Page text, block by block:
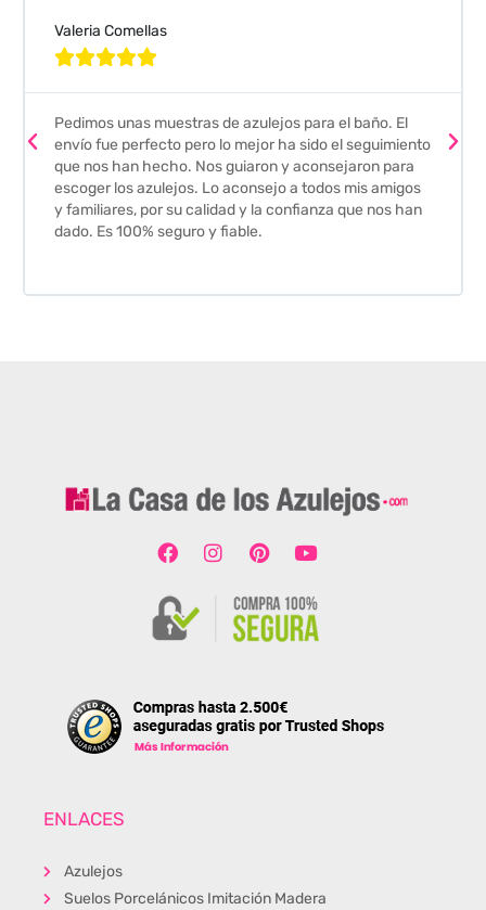
Valeria Comellas

Pedimos unas muestras de azulejos para el baño. El
envío fue perfecto pero lo mejor ha sido el seguimiento
que nos han hecho. Nos guiaron y aconsejaron para
escoger los azulejos. Lo aconsejo a todos mis amigos
y familiares, por su calidad y la confianza que nos han
dado. Es 100% seguro y fiable.
ENLACES
Azulejos
Suelos Porcelánicos Imitación Madera